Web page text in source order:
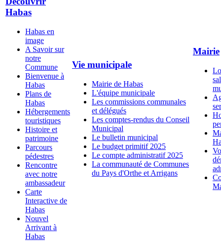
Habas
Habas en
image
A Savoir sur
notre
Commune
Bienvenue à
Habas
Plans de
Habas
Hébergements
touristiques
Histoire et
patrimoine
Parcours
pédestres
Rencontre
avec notre
ambassadeur
Carte
Interactive de
Habas
Nouvel
Arrivant à
Habas
Vie municipale
Mairie de Habas
L'équipe municipale
Les commissions communales
et délégués
Les comptes-rendus du Conseil
Municipal
Le bulletin municipal
Le budget primitif 2025
Le compte administratif 2025
La communauté de Communes
du Pays d'Orthe et Arrigans
Mairie